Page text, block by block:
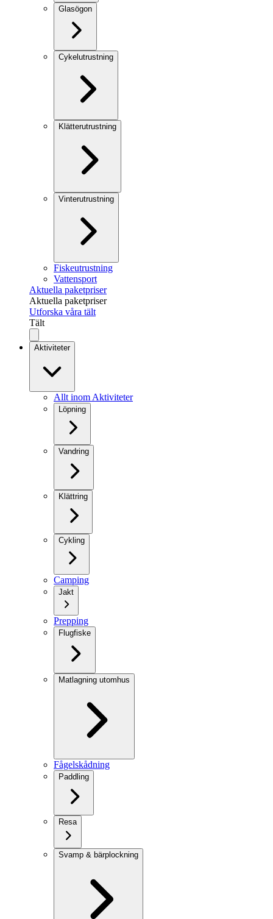
Glasögon
Cykelutrustning
Klätterutrustning
Vinterutrustning
Fiskeutrustning
Vattensport
Aktuella paketpriser
Aktuella paketpriser
Utforska våra tält
Tält
Aktiviteter
Allt inom Aktiviteter
Löpning
Vandring
Klättring
Cykling
Camping
Jakt
Prepping
Flugfiske
Matlagning utomhus
Fågelskådning
Paddling
Resa
Svamp & bärplockning